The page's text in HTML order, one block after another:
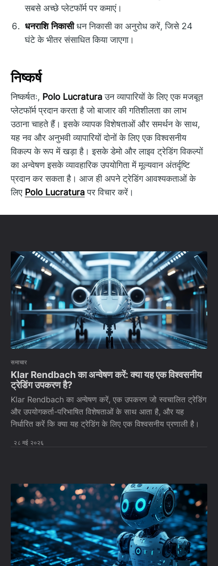
सबसे अच्छे प्लेटफॉर्म पर कमाएं।
धनराशि निकासीधन निकासी का अनुरोध करें, जिसे 24
घंटे के भीतर संसाधित किया जाएगा।
निष्कर्ष
निष्कर्षतः, Polo Lucraturaउन व्यापारियों के लिए एक मजबूत
प्लेटफॉर्म प्रदान करता है जो बाजार की गतिशीलता का लाभ
उठाना चाहते हैं। इसके व्यापक विशेषताओं और समर्थन के साथ,
यह नव और अनुभवी व्यापारियों दोनों के लिए एक विश्वसनीय
विकल्प के रूप में खड़ा है। इसके डेमो और लाइव ट्रेडिंग विकल्पों
का अन्वेषण इसके व्यावहारिक उपयोगिता में मूल्यवान अंतर्दृष्टि
प्रदान कर सकता है। आज ही अपने ट्रेडिंग आवश्यकताओं के
लिए Polo Lucraturaपर विचार करें।
समाचार
Klar Rendbach का अन्वेषण करें: क्या यह एक विश्वसनीय
ट्रेडिंग उपकरण है?
Klar Rendbach का अन्वेषण करें, एक उपकरण जो स्वचालित ट्रेडिंग
और उपयोगकर्ता-परिभाषित विशेषताओं के साथ आता है, और यह
निर्धारित करें कि क्या यह ट्रेडिंग के लिए एक विश्वसनीय प्रणाली है।
२८ मई २०२६